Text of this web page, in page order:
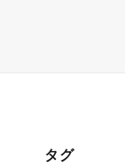
タグ